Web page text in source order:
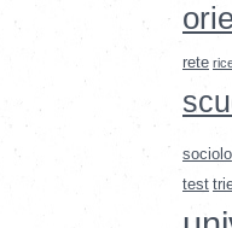
rete
test